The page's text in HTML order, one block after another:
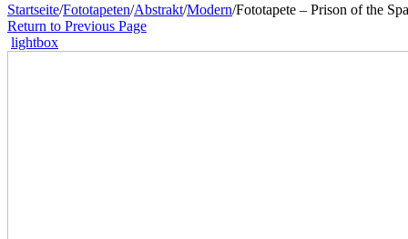
Startseite/Fototapeten/Abstrakt/Modern/Fototapete – Prison of the
Return to Previous Page
lightbox